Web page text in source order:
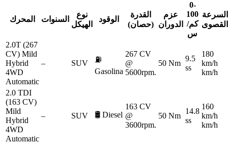
المحرك السنوات
نوع
الهيكل
الوقود
القدرة
(حصان)
عزم
الدوران
0-
100
كم/
س
السرعة
القصوى
2.0T (267
CV) Mild
Hybrid
4WD
Automatic
– SUV
⛽
Gasolina
267 CV
@
5600rpm.
50 Nm
9.5
ss
180
km/h
km/h
2.0 TDI
(163 CV)
Mild
Hybrid
4WD
Automatic
– SUV 🛢️ Diesel
163 CV
@
3600rpm.
50 Nm
14.8
ss
160
km/h
km/h